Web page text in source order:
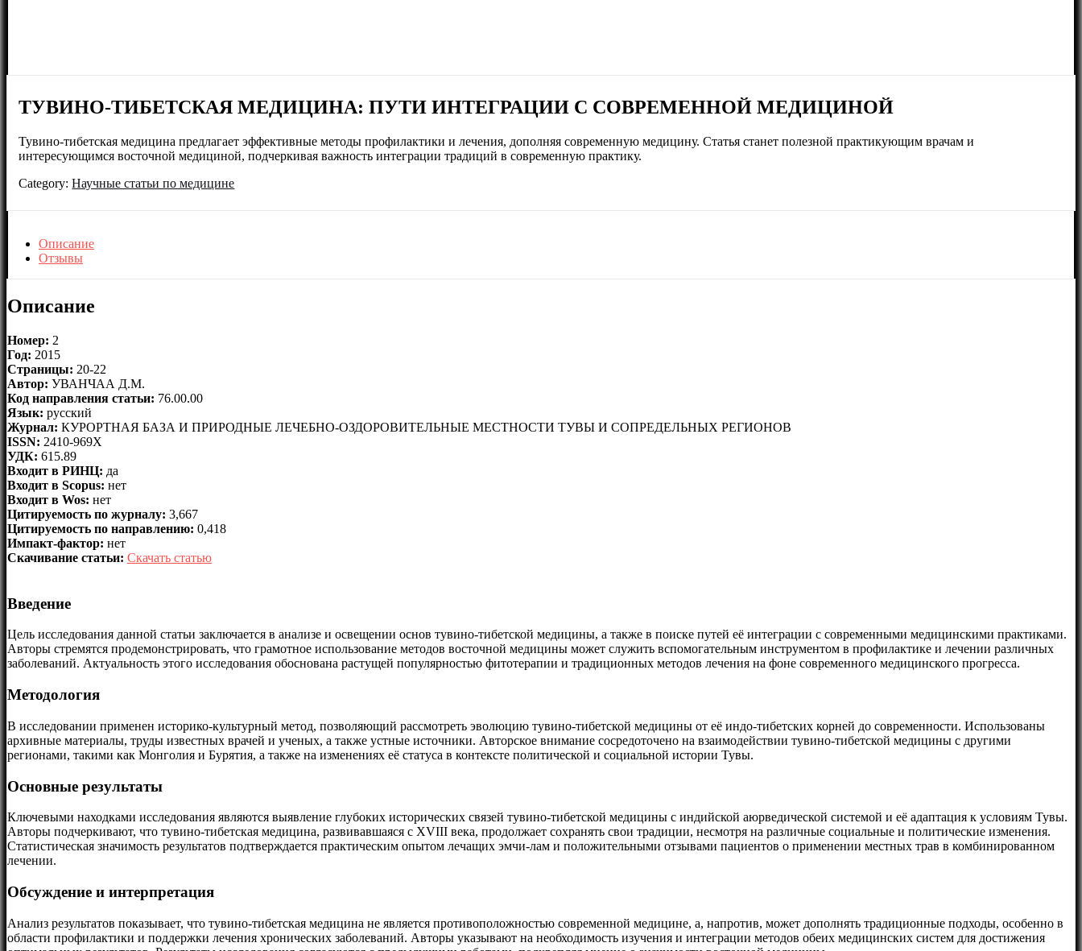
ТУВИНО-ТИБЕТСКАЯ МЕДИЦИНА: ПУТИ ИНТЕГРАЦИИ С СОВРЕМЕННОЙ МЕДИЦИНОЙ
Тувино-тибетская медицина предлагает эффективные методы профилактики и лечения, дополняя современную медицину. Статья станет полезной практикующим врачам и
интересующимся восточной медициной, подчеркивая важность интеграции традиций в современную практику.
Category:Научные статьи по медицине
Описание
Отзывы
Описание
Номер: 2
Год: 2015
Страницы: 20-22
Автор: УВАНЧАА Д.М.
Код направления статьи: 76.00.00
Язык: русский
Журнал: КУРОРТНАЯ БАЗА И ПРИРОДНЫЕ ЛЕЧЕБНО-ОЗДОРОВИТЕЛЬНЫЕ МЕСТНОСТИ ТУВЫ И СОПРЕДЕЛЬНЫХ РЕГИОНОВ
ISSN: 2410-969X
УДК: 615.89
Входит в РИНЦ: да
Входит в Scopus: нет
Входит в Wos: нет
Цитируемость по журналу: 3,667
Цитируемость по направлению: 0,418
Импакт-фактор: нет
Скачивание статьи: Скачать статью
Введение
Цель исследования данной статьи заключается в анализе и освещении основ тувино-тибетской медицины, а также в поиске путей её интеграции с современными медицинскими практиками.
Авторы стремятся продемонстрировать, что грамотное использование методов восточной медицины может служить вспомогательным инструментом в профилактике и лечении различных
заболеваний. Актуальность этого исследования обоснована растущей популярностью фитотерапии и традиционных методов лечения на фоне современного медицинского прогресса.
Методология
В исследовании применен историко-культурный метод, позволяющий рассмотреть эволюцию тувино-тибетской медицины от её индо-тибетских корней до современности. Использованы
архивные материалы, труды известных врачей и ученых, а также устные источники. Авторское внимание сосредоточено на взаимодействии тувино-тибетской медицины с другими
регионами, такими как Монголия и Бурятия, а также на изменениях её статуса в контексте политической и социальной истории Тувы.
Основные результаты
Ключевыми находками исследования являются выявление глубоких исторических связей тувино-тибетской медицины с индийской аюрведической системой и её адаптация к условиям Тувы.
Авторы подчеркивают, что тувино-тибетская медицина, развивавшаяся с XVIII века, продолжает сохранять свои традиции, несмотря на различные социальные и политические изменения.
Статистическая значимость результатов подтверждается практическим опытом лечащих эмчи-лам и положительными отзывами пациентов о применении местных трав в комбинированном
лечении.
Обсуждение и интерпретация
Анализ результатов показывает, что тувино-тибетская медицина не является противоположностью современной медицине, а, напротив, может дополнять традиционные подходы, особенно в
области профилактики и поддержки лечения хронических заболеваний. Авторы указывают на необходимость изучения и интеграции методов обеих медицинских систем для достижения